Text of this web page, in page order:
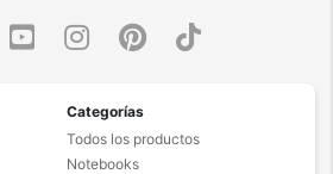
Categorías
Todos los productos
Notebooks